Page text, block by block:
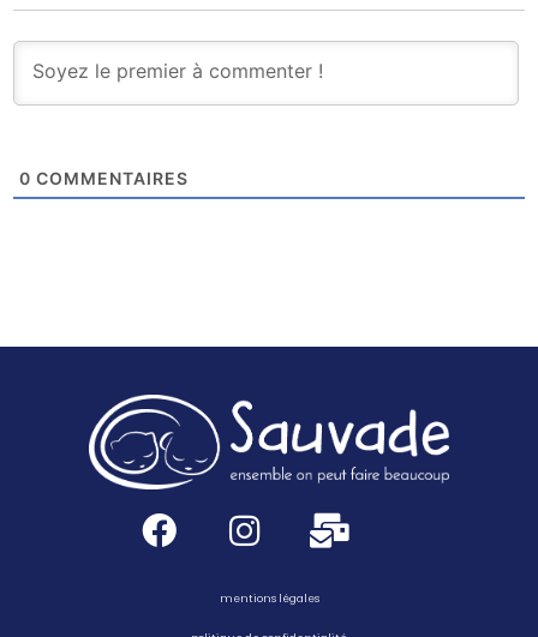
0 COMMENTAIRES
mentions légales